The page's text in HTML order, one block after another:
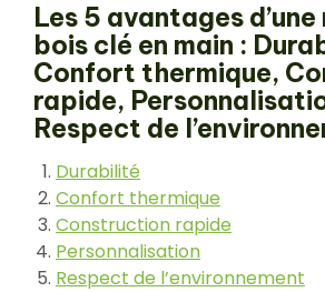
Les 5 avantages d’une
bois clé en main :
Confort thermique,
rapide,
Respect de
Durabilité
Confort thermique
Construction rapide
Personnalisation
Respect de l’environnement